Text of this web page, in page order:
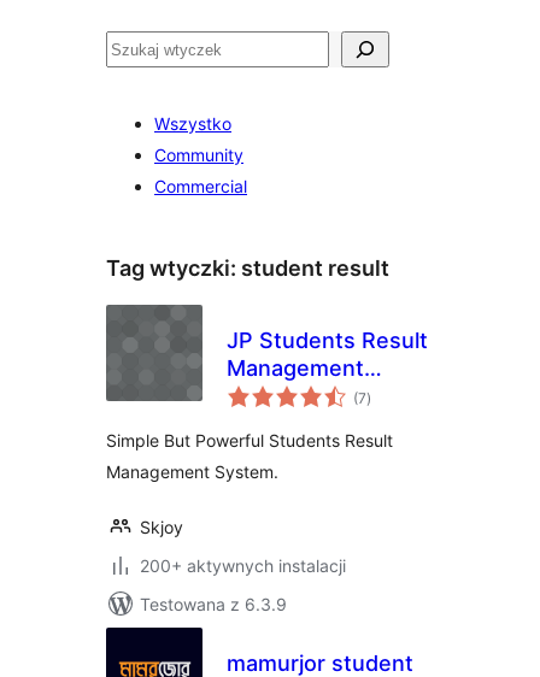
Szukaj
Wszystko
Community
Commercial
Tag wtyczki: student result
JP Students Result
Management
System
(7wszystkich
ocen
)
Simple But Powerful Students Result
Management System.
Skjoy
200+ aktywnych instalacji
Testowana z 6.3.9
mamurjor student